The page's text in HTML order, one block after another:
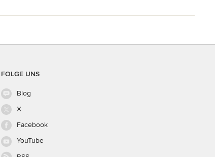
FOLGE UNS
Blog
X
Facebook
YouTube